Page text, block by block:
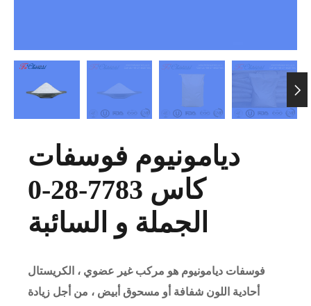

ديامونيوم فوسفات
كاس 7783-28-0
الجملة و السائبة
فوسفات ديامونيوم هو مركب غير عضوي ، الكريستال
أحادية اللون شفافة أو مسحوق أبيض ، من أجل زيادة